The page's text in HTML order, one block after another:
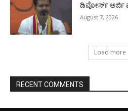
ಡಿವೋರ್ಸ್‌ ಅರ್ಜಿ
August 7, 2026
Load more
RECENT COMMENTS